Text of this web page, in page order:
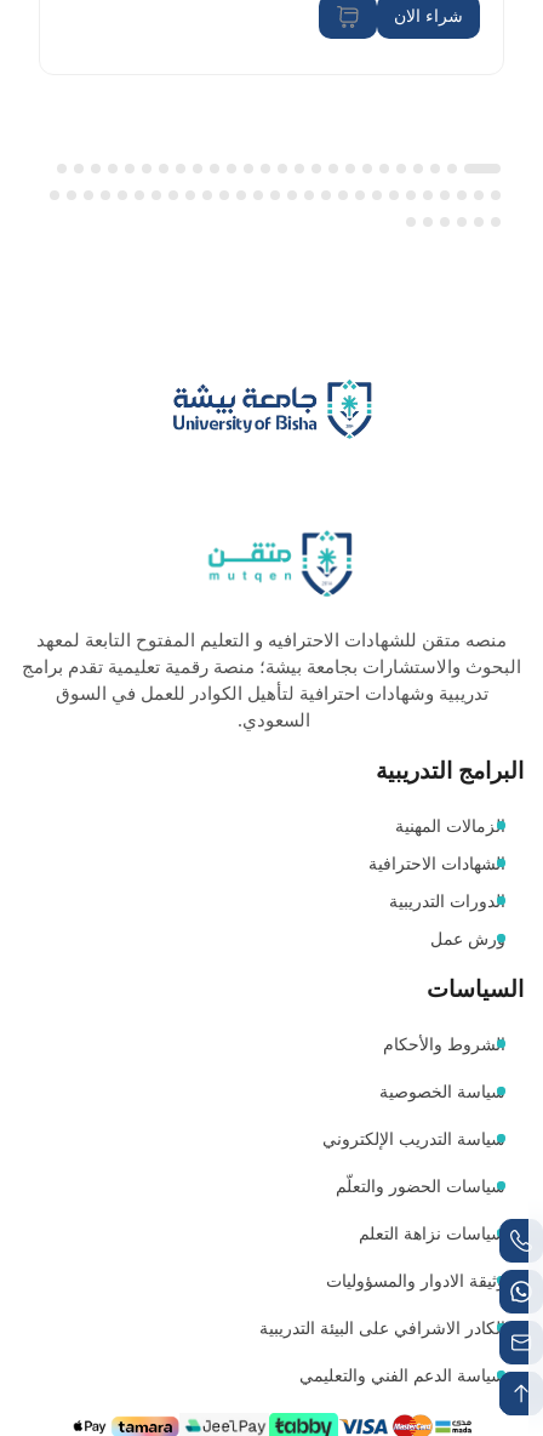
شراء الان
منصه متقن للشهادات الاحترافيه و التعليم المفتوح التابعة لمعهد
البحوث والاستشارات بجامعة بيشة؛ منصة رقمية تعليمية تقدم برامج
تدريبية وشهادات احترافية لتأهيل الكوادر للعمل في السوق
السعودي.
البرامج التدريبية
الزمالات المهنية
الشهادات الاحترافية
الدورات التدريبية
ورش عمل
السياسات
الشروط والأحكام
سياسة الخصوصية
سياسة التدريب الإلكتروني
سياسات الحضور والتعلّم
سياسات نزاهة التعلم
وثيقة الادوار والمسؤوليات
الكادر الاشرافي على البيئة التدريبية
سياسة الدعم الفني والتعليمي